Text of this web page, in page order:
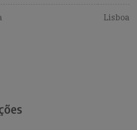
Lisboa